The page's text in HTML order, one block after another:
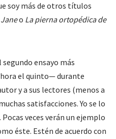
soy más de otros títulos
o La pierna ortopédica de
ensayo más
el quinto— durante
y a sus lectores (menos a
satisfacciones. Yo se lo
veces verán un ejemplo
éste. Estén de acuerdo con